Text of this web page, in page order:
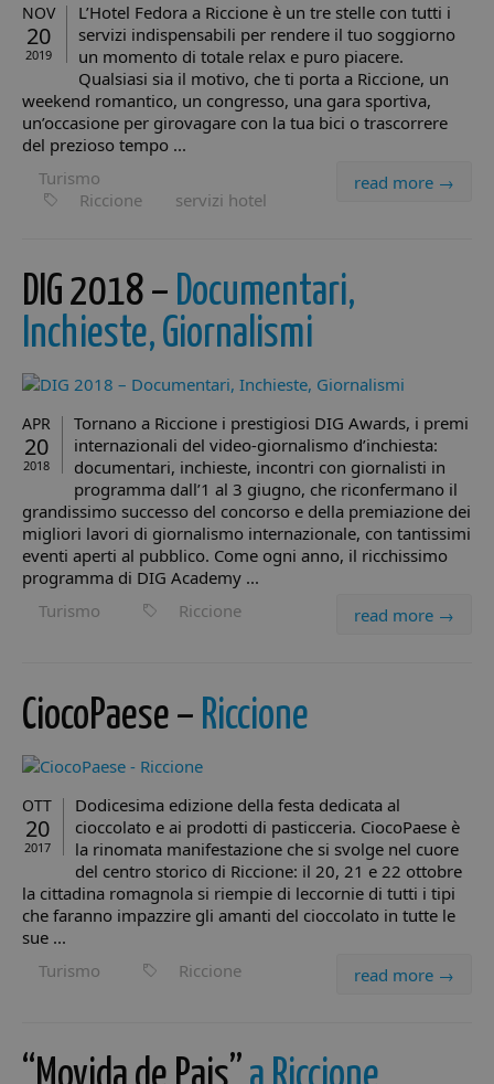
NOV
20
2019
L’Hotel Fedora a Riccione è un tre stelle con tutti i
servizi indispensabili per rendere il tuo soggiorno
un momento di totale relax e puro piacere.
Qualsiasi sia il motivo, che ti porta a Riccione, un
weekend romantico, un congresso, una gara sportiva,
un’occasione per girovagare con la tua bici o trascorrere
del prezioso tempo ...
read more →
Turismo
Riccione
servizi hotel
DIG 2018 – Documentari,
Inchieste, Giornalismi
APR
20
2018
Tornano a Riccione i prestigiosi DIG Awards, i premi
internazionali del video-giornalismo d’inchiesta:
documentari, inchieste, incontri con giornalisti in
programma dall’1 al 3 giugno, che riconfermano il
grandissimo successo del concorso e della premiazione dei
migliori lavori di giornalismo internazionale, con tantissimi
eventi aperti al pubblico. Come ogni anno, il ricchissimo
programma di DIG Academy ...
read more →
Turismo Riccione
CiocoPaese – Riccione
OTT
20
2017
Dodicesima edizione della festa dedicata al
cioccolato e ai prodotti di pasticceria. CiocoPaese è
la rinomata manifestazione che si svolge nel cuore
del centro storico di Riccione: il 20, 21 e 22 ottobre
la cittadina romagnola si riempie di leccornie di tutti i tipi
che faranno impazzire gli amanti del cioccolato in tutte le
sue ...
read more →
Turismo Riccione